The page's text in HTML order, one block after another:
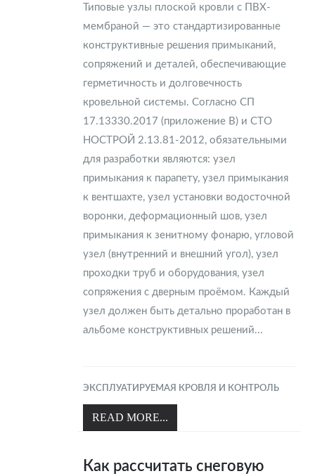
Типовые узлы плоской кровли с ПВХ-
мембраной — это стандартизированные
конструктивные решения примыканий,
сопряжений и деталей, обеспечивающие
герметичность и долговечность
кровельной системы. Согласно СП
17.13330.2017 (приложение В) и СТО
НОСТРОЙ 2.13.81-2012, обязательными
для разработки являются: узел
примыкания к парапету, узел примыкания
к вентшахте, узел установки водосточной
воронки, деформационный шов, узел
примыкания к зенитному фонарю, угловой
узел (внутренний и внешний угол), узел
проходки труб и оборудования, узел
сопряжения с дверным проёмом. Каждый
узел должен быть детально проработан в
альбоме конструктивных решений...
ЭКСПЛУАТИРУЕМАЯ КРОВЛЯ И КОНТРОЛЬ
READ MORE...
Как рассчитать снеговую